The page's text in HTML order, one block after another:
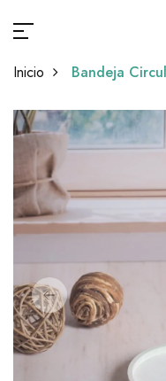
Inicio Bandeja